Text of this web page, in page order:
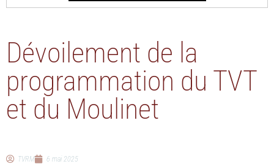
Dévoilement de la
programmation du TVT
et du Moulinet
TVRM 6 mai 2025